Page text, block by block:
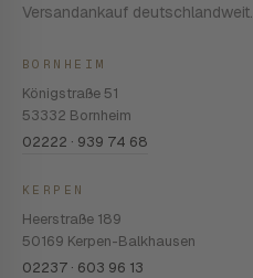
Versandankauf deutschlandweit.
BORNHEIM
Königstraße 51
53332 Bornheim
02222 · 939 74 68
KERPEN
Heerstraße 189
50169 Kerpen-Balkhausen
02237 · 603 96 13